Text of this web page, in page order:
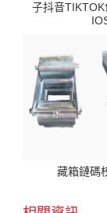
子抖音
藏箱鏈碼